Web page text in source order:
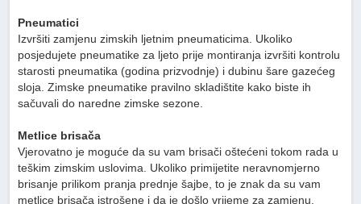
Pneumatici
Izvršiti zamjenu zimskih ljetnim pneumaticima. Ukoliko
posjedujete pneumatike za ljeto prije montiranja izvršiti kontrolu
starosti pneumatika (godina prizvodnje) i dubinu šare gazećeg
sloja. Zimske pneumatike pravilno skladištite kako biste ih
sačuvali do naredne zimske sezone.
Metlice brisača
Vjerovatno je moguće da su vam brisači oštećeni tokom rada u
teškim zimskim uslovima. Ukoliko primijetite neravnomjerno
brisanje prilikom pranja prednje šajbe, to je znak da su vam
metlice brisača istrošene i da je došlo vrijeme za zamjenu.